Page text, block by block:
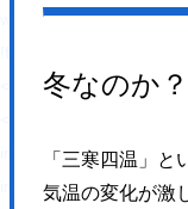
冬なのか
「三寒四温」
気温の変化が激
</script>
img.wp-smiley,
img.emoji {